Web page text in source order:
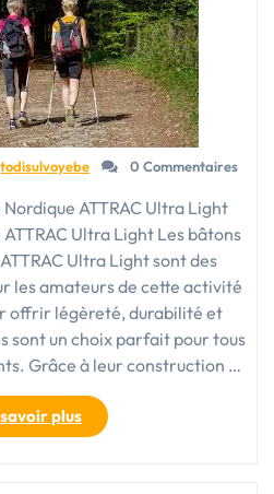
et
Performance
au
Rendez-
vous »
todisulvoyebe 0 Commentaires
ATTRAC Ultra Light
Ultra Light Les bâtons
Ultra Light sont des
les amateurs de cette activité
offrir légèreté, durabilité et
sont un choix parfait pour tous
Grâce à leur construction …
plus« Découvrez
les